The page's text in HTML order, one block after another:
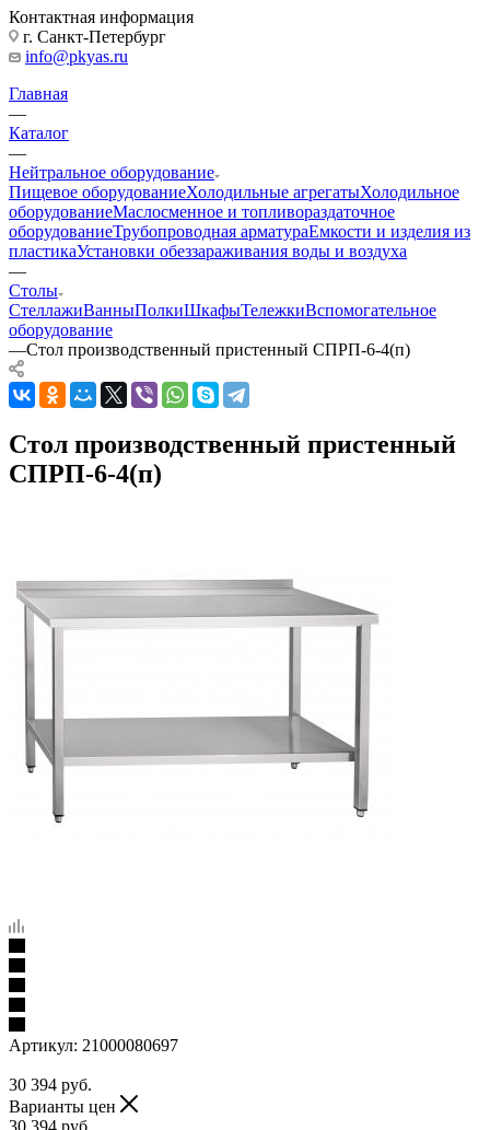
Контактная информация
г. Санкт-Петербург
info@pkyas.ru
Главная
—
Каталог
—
Нейтральное оборудование
Пищевое оборудованиеХолодильные агрегатыХолодильное
оборудованиеМаслосменное и топливораздаточное
оборудованиеТрубопроводная арматураЕмкости и изделия из
пластикаУстановки обеззараживания воды и воздуха
—
Столы
СтеллажиВанныПолкиШкафыТележкиВспомогательное
оборудование
—Стол производственный пристенный СПРП-6-4(п)
Стол производственный пристенный
СПРП-6-4(п)
Артикул: 21000080697
30 394 руб.
Варианты цен
30 394 руб.